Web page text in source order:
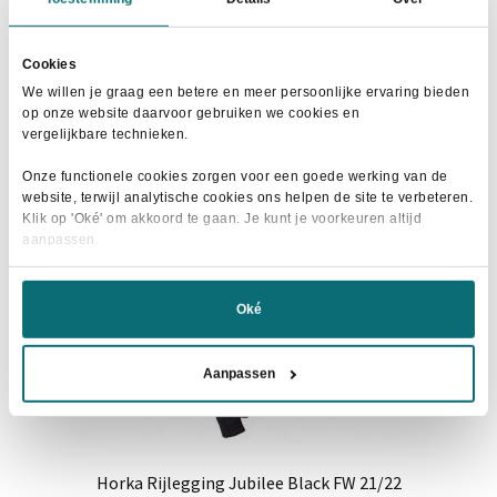
Cookies
We willen je graag een betere en meer persoonlijke ervaring bieden
op onze website daarvoor gebruiken we cookies en
vergelijkbare technieken.
Onze functionele cookies zorgen voor een goede werking van de
website, terwijl analytische cookies ons helpen de site te verbeteren.
Klik op 'Oké' om akkoord te gaan. Je kunt je voorkeuren altijd
aanpassen.
Oké
Aanpassen
€119,95.
heeft
Deze
gekozen
worden
de
Horka Rijlegging Jubilee Black FW 21/22
- 29%